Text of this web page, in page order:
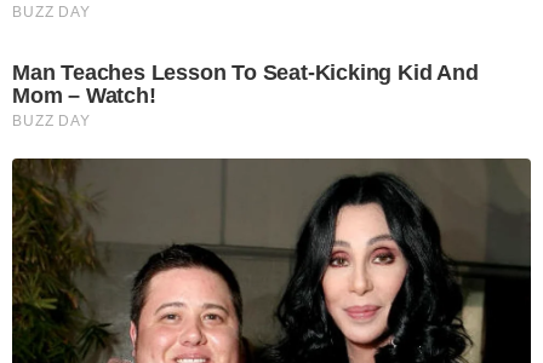
BUZZ DAY
Man Teaches Lesson To Seat-Kicking Kid And
Mom – Watch!
BUZZ DAY